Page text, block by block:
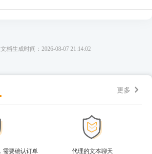
档生成时间：2026-08-07 21:14:02
更多
需要确认订单 代理的文本聊天